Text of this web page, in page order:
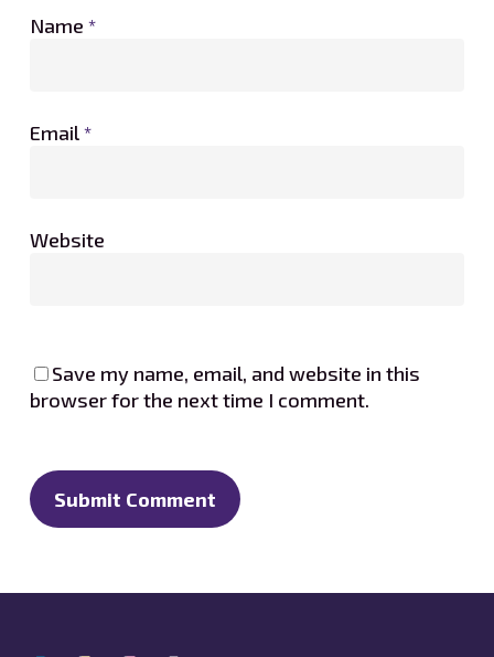
Name *
Email*
Website
Save my name, email, and website in this
browser for the next time I comment.